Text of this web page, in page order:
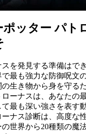
ポッター パト
を発見する準備はで
で最も強力な防御呪文
生き物から身を守る
ローナスは、あなたの
最も深い強さを表す
ナス診断は、高度な
世界から20種類の魔